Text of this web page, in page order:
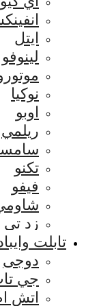
ايتل
لينوفو
نوكيا
اوبو
ريلمي
تكنو
فيفو
زد تي
تابلت
دوجى
جي
اتش